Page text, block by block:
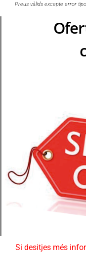
Preus vàlids excepte error
Si desitjes més